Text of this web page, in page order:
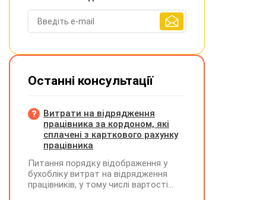
Останні консультації
Витрати на відрядження
працівника за кордоном, які
сплачені з карткового рахунку
працівника
Питання порядку відображення у
бухобліку витрат на відрядження
працівників, у тому числі вартості